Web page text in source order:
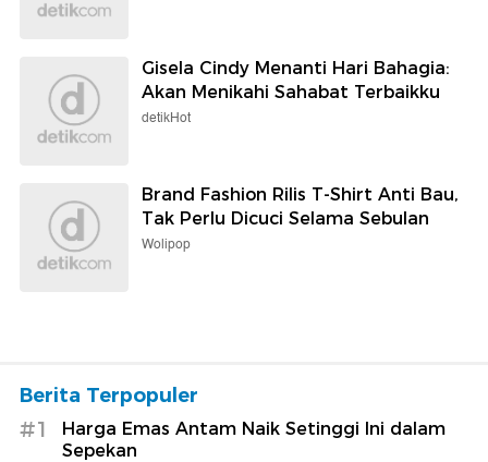
Gisela Cindy Menanti Hari Bahagia:
Akan Menikahi Sahabat Terbaikku
detikHot
Brand Fashion Rilis T-Shirt Anti Bau,
Tak Perlu Dicuci Selama Sebulan
Wolipop
Berita Terpopuler
#1
Harga Emas Antam Naik Setinggi Ini dalam
Sepekan